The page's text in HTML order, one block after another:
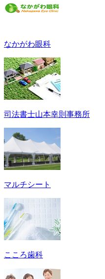
なかがわ眼科
司法書士山本幸則事務所
マルチシート
こころ歯科